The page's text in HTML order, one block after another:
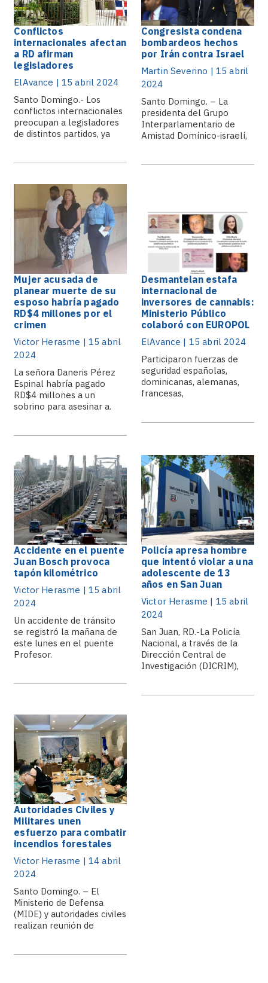
Conflictos
internacionales afectan
a RD afirman
legisladores
ElAvance | 15 abril 2024
Santo Domingo.- Los
conflictos internacionales
preocupan a legisladores
de distintos partidos, ya
Congresista condena
bombardeos hechos
por Irán contra Israel
Martin Severino | 15 abril
2024
Santo Domingo. – La
presidenta del Grupo
Interparlamentario de
Amistad Domínico-israelí,
Mujer acusada de
planear muerte de su
esposo habría pagado
RD$4 millones por el
crimen
Victor Herasme | 15 abril
2024
La señora Daneris Pérez
Espinal habría pagado
RD$4 millones a un
sobrino para asesinar a.
Desmantelan estafa
internacional de
inversores de cannabis:
Ministerio Público
colaboró con EUROPOL
ElAvance | 15 abril 2024
Participaron fuerzas de
seguridad españolas,
dominicanas, alemanas,
francesas,
Accidente en el puente
Juan Bosch provoca
tapón kilométrico
Victor Herasme | 15 abril
2024
Un accidente de tránsito
se registró la mañana de
este lunes en el puente
Profesor.
Policía apresa hombre
que intentó violar a una
adolescente de 13
años en San Juan
Victor Herasme | 15 abril
2024
San Juan, RD.-La Policía
Nacional, a través de la
Dirección Central de
Investigación (DICRIM),
Autoridades Civiles y
Militares unen
esfuerzo para combatir
incendios forestales
Victor Herasme | 14 abril
2024
Santo Domingo. – El
Ministerio de Defensa
(MIDE) y autoridades civiles
realizan reunión de